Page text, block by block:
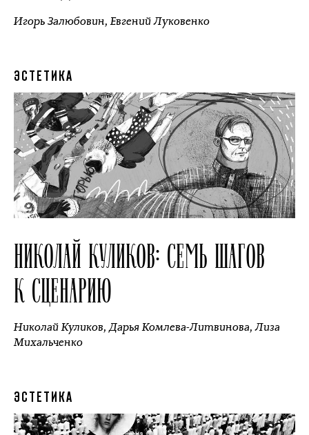
Игорь Залюбовин,Евгений Луковенко
ЭСТЕТИКА
НИКОЛАЙ КУЛИКОВ: СЕМЬ ШАГОВ
К СЦЕНАРИЮ
Николай Куликов,Дарья Комлева-Литвинова,Лиза
Михальченко
ЭСТЕТИКА